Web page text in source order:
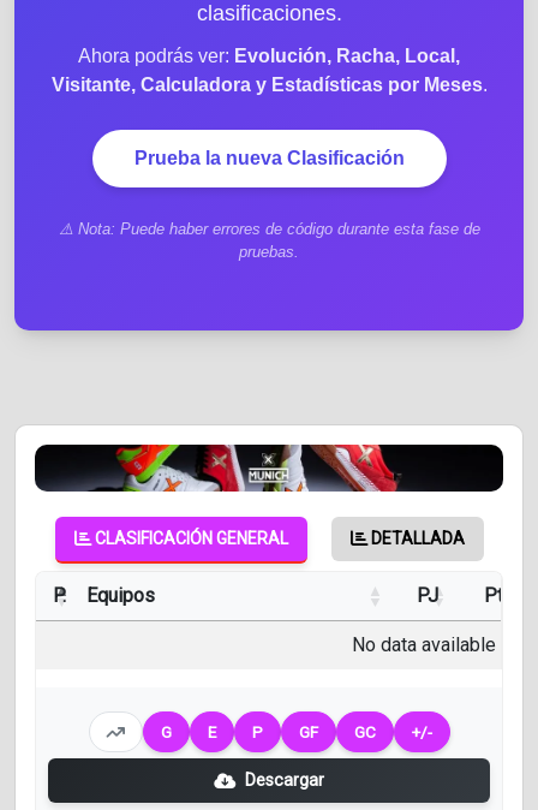
clasificaciones.
Ahora podrás ver: Evolución, Racha, Local,
Visitante, Calculadora y Estadísticas por Meses.
Prueba la nueva Clasificación
⚠️ Nota: Puede haber errores de código durante esta fase de
pruebas.
CLASIFICACIÓN GENERAL DETALLADA
P. Equipos PJ Pts
No data available in
G E P GF GC +/-
Descargar